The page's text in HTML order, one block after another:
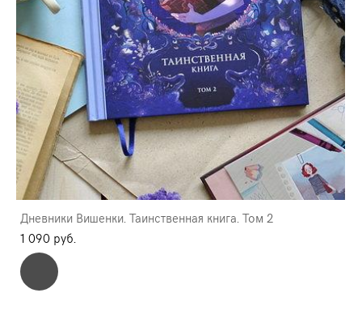
Дневники Вишенки. Таинственная книга. Том 2
1 090 pуб.